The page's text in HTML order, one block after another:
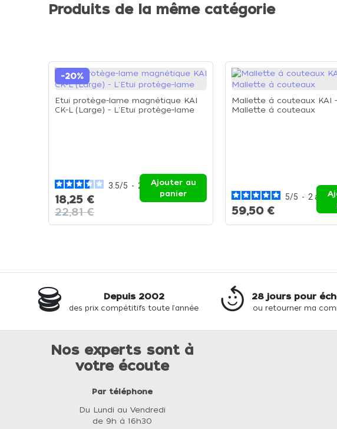
Produits de la même catégorie
-20%
Etui protège-lame magnétique KAI
CK-L (Large) - L'Etui protège-lame
3.5/5 - 2 avis
18,25 €
22,81 €
Ajouter au
panier
Mallette à couteaux KAI
Mallette à couteaux
5/5 - 2 avis
59,50 €
Depuis 2002
des prix compétitifs toute l'année
28 jours pour
ou retourner ma
Nos experts sont à
votre écoute
Par téléphone
Du Lundi au Vendredi
de 9h à 16h30